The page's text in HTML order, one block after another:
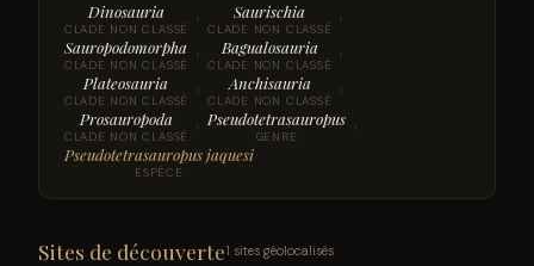
Dinosauria
CLADE NON CLASSÉ › Saurischia
CLADE NON CLASSÉ ›
Sauropodomorpha
CLADE NON CLASSÉ › Bagualosauria
CLADE NON CLASSÉ ›
Plateosauria
CLADE NON CLASSÉ › Anchisauria
CLADE NON CLASSÉ ›
Prosauropoda
CLADE NON CLASSÉ › Pseudotetrasauropus
GENRE ›
Pseudotetrasauropus jaquesi
ESPÈCE
Sites de découverte1 sites géolocalisés